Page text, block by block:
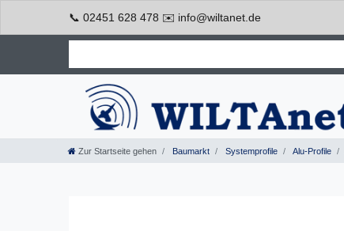
📞 02451 628 478 ✉️ info@wiltanet.de
Zur Startseite gehen Baumarkt Systemprofile Alu-Profile